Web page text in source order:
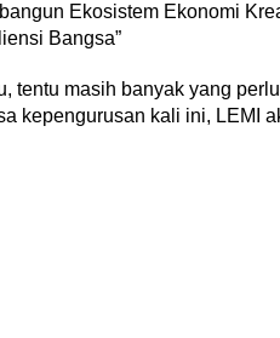
Ekosistem Ekonomi
Bangsa”
tentu masih banyak yang
kepengurusan kali ini, LEMI